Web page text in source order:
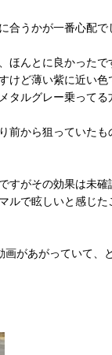
合うかが一番心配で
ほんとに良かったで
けど薄い紫に近い
タルグレー乗ってる
前から狙っていた
すがその効果は未確
ルで眩しいと感じ
があがっていて、